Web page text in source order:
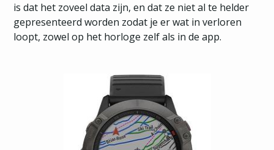
is dat het zoveel data zijn, en dat ze niet al te helder
gepresenteerd worden zodat je er wat in verloren
loopt, zowel op het horloge zelf als in de app.